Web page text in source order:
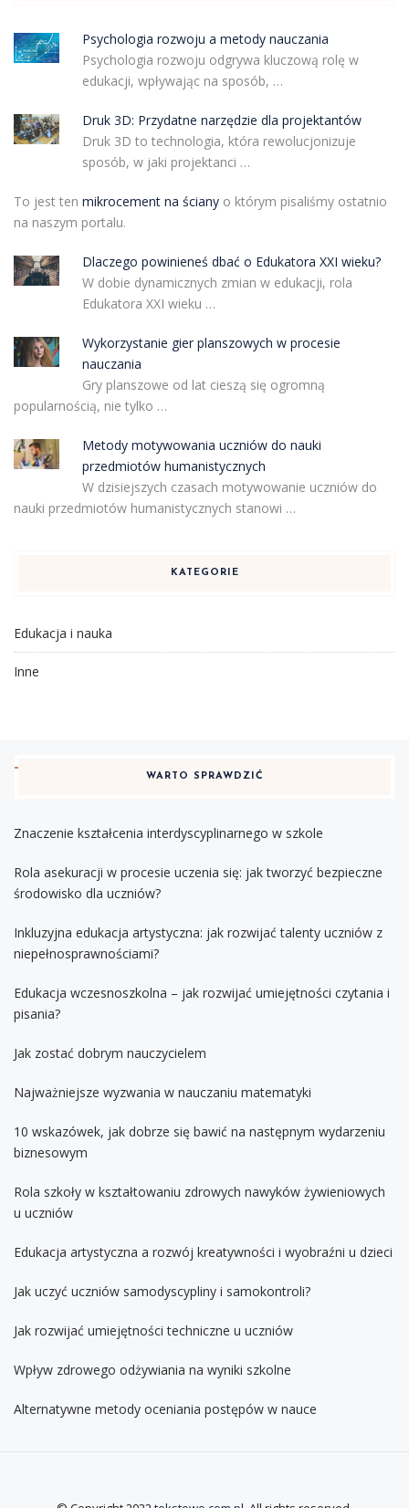
Psychologia rozwoju a metody nauczania
Psychologia rozwoju odgrywa kluczową rolę w
edukacji, wpływając na sposób, …
Druk 3D: Przydatne narzędzie dla projektantów
Druk 3D to technologia, która rewolucjonizuje
sposób, w jaki projektanci …
To jest ten mikrocement na ściany o którym pisaliśmy ostatnio
na naszym portalu.
Dlaczego powinieneś dbać o Edukatora XXI wieku?
W dobie dynamicznych zmian w edukacji, rola
Edukatora XXI wieku …
Wykorzystanie gier planszowych w procesie
nauczania
Gry planszowe od lat cieszą się ogromną
popularnością, nie tylko …
Metody motywowania uczniów do nauki
przedmiotów humanistycznych
W dzisiejszych czasach motywowanie uczniów do
nauki przedmiotów humanistycznych stanowi …
KATEGORIE
Edukacja i nauka
Inne
WARTO SPRAWDZIĆ
Znaczenie kształcenia interdyscyplinarnego w szkole
Rola asekuracji w procesie uczenia się: jak tworzyć bezpieczne
środowisko dla uczniów?
Inkluzyjna edukacja artystyczna: jak rozwijać talenty uczniów z
niepełnosprawnościami?
Edukacja wczesnoszkolna – jak rozwijać umiejętności czytania i
pisania?
Jak zostać dobrym nauczycielem
Najważniejsze wyzwania w nauczaniu matematyki
10 wskazówek, jak dobrze się bawić na następnym wydarzeniu
biznesowym
Rola szkoły w kształtowaniu zdrowych nawyków żywieniowych
u uczniów
Edukacja artystyczna a rozwój kreatywności i wyobraźni u dzieci
Jak uczyć uczniów samodyscypliny i samokontroli?
Jak rozwijać umiejętności techniczne u uczniów
Wpływ zdrowego odżywiania na wyniki szkolne
Alternatywne metody oceniania postępów w nauce